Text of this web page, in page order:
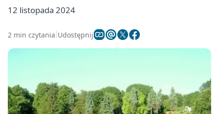
12 listopada 2024
2 min czytania Udostępnij